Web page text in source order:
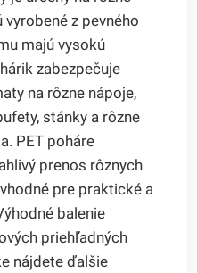
z pevného
majú vysokú
zabezpečuje
na rôzne nápoje,
stánky a rôzne
PET poháre
prenos rôznych
pre praktické a
balenie
priehľadných
nájdete ďalšie